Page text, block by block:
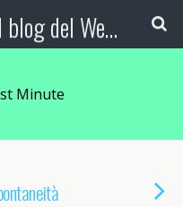
Booking Blog™ - Il blog del Web Marketing Turistico
Minute